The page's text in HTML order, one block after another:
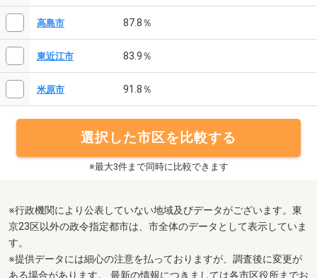
高島市 87.8％
東近江市 83.9％
米原市 91.8％
選択した市区を比較する
※最大3件まで同時に比較できます
※行政機関により公表していない地域及びデータがございます。東
京23区以外の政令指定都市は、市全体のデータとして表示していま
す。
※提供データには細心の注意を払っておりますが、調査後に変更が